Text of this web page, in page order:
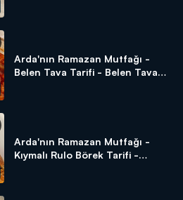
Arda'nın Ramazan Mutfağı -
Belen Tava Tarifi - Belen Tava
Arda'nın Ramazan Mutfağı -
Kıymalı Rulo Börek Tarifi -